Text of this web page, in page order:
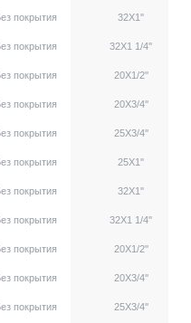
покрытия 32X1''
покрытия 32X1 1/4''
покрытия 20X1/2''
покрытия 20X3/4''
покрытия 25X3/4''
покрытия 25X1''
покрытия 32X1''
покрытия 32X1 1/4''
покрытия 20X1/2''
покрытия 20X3/4''
покрытия 25X3/4''